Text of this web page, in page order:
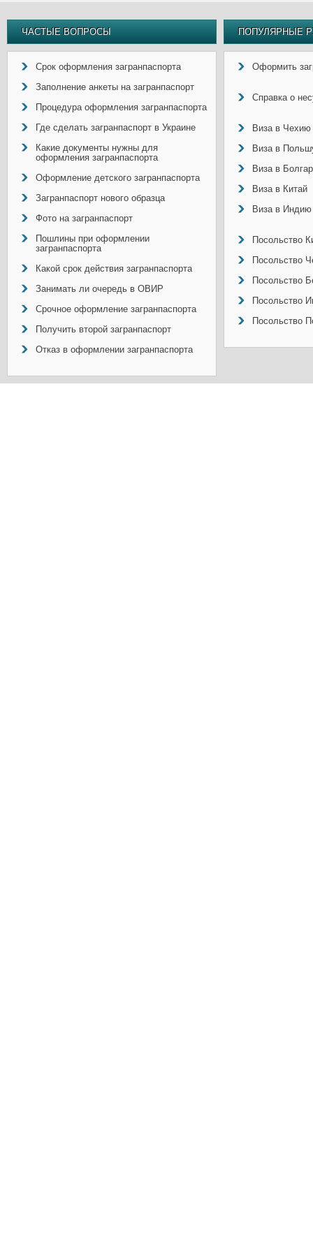
ЧАСТЫЕ ВОПРОСЫ
Срок оформления загранпаспорта
Заполнение анкеты на загранпаспорт
Процедура оформления загранпаспорта
Где сделать загранпаспорт в Украине
Какие документы нужны для
оформления загранпаспорта
Оформление детского загранпаспорта
Загранпаспорт нового образца
Фото на загранпаспорт
Пошлины при оформлении
загранпаспорта
Какой срок действия загранпаспорта
Занимать ли очередь в ОВИР
Срочное оформление загранпаспорта
Получить второй загранпаспорт
Отказ в оформлении загранпаспорта
ПОПУЛЯРНЫЕ
Оформить
Справка о
Виза в Чехию
Виза в
Виза в
Виза в Китай
Виза в Индию
Посольство
Посольство
Посольство
Посольство
Посольство